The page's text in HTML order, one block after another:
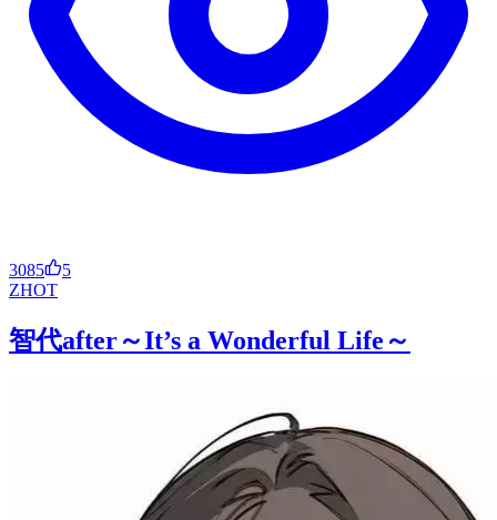
3085
5
ZHOT
智代after～It’s a Wonderful Life～